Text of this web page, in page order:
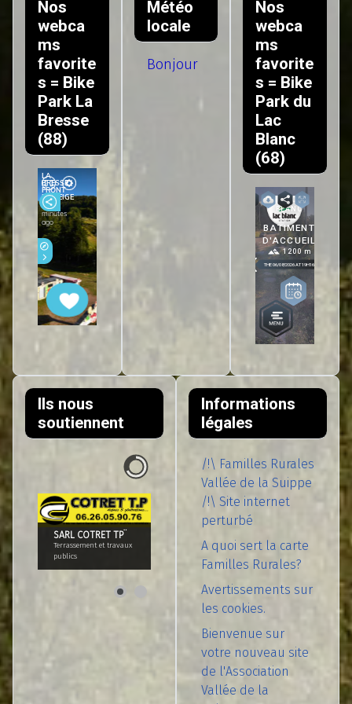
Nos
webca
ms
favorite
s = Bike
Park La
Bresse
(88)
Météo
locale
Bonjour
Nos
webca
ms
favorite
s = Bike
Park du
Lac
Blanc
(68)
Ils nous
soutiennent
SARL COTRET TP¨
Terrassement et travaux
publics
Informations
légales
/!\ Familles Rurales
Vallée de la Suippe
/!\ Site internet
perturbé
A quoi sert la carte
Familles Rurales?
Avertissements sur
les cookies.
Bienvenue sur
votre nouveau site
de l'Association
Vallée de la